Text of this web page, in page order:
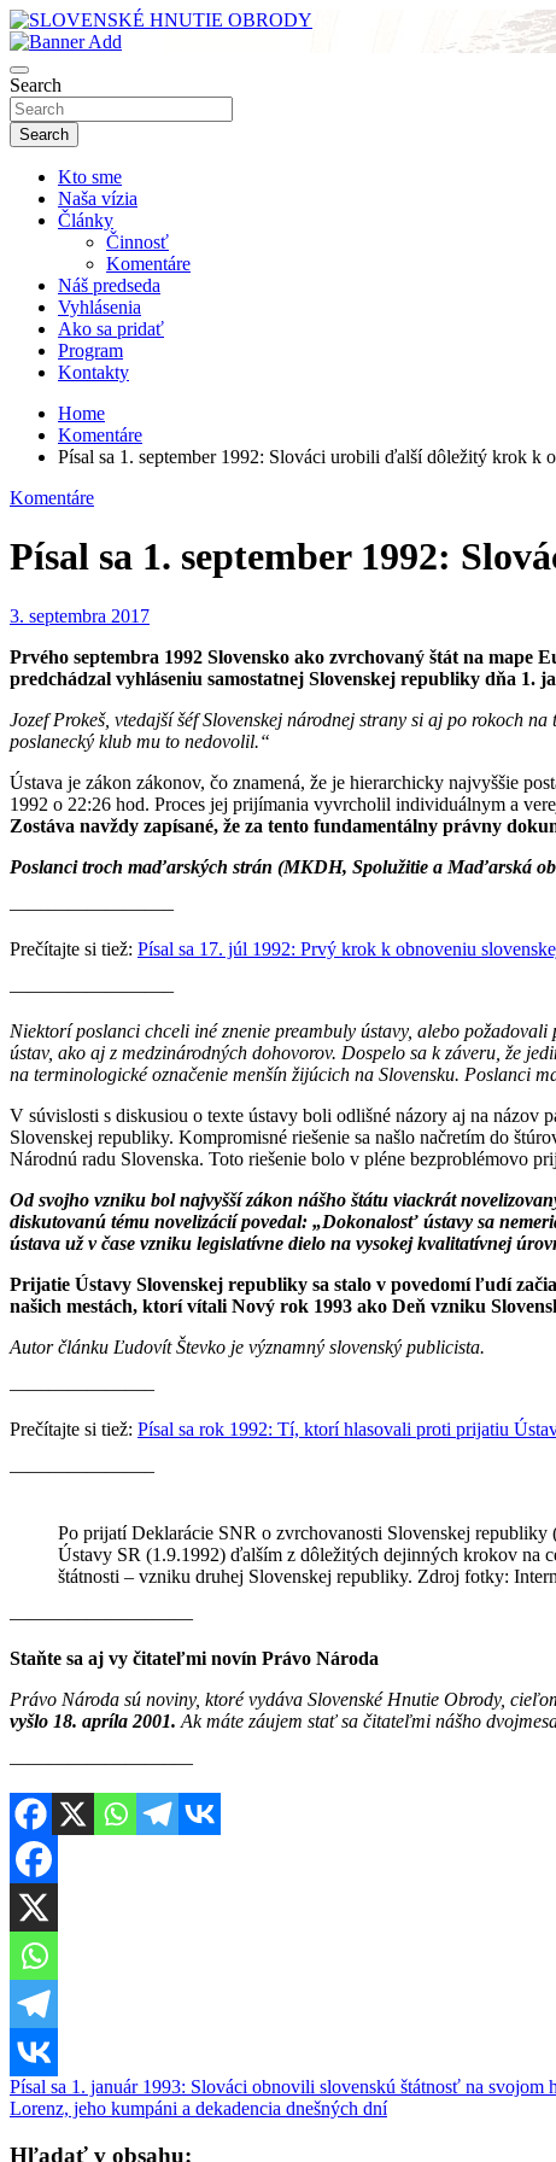
Skip
to
content
SLOVENSKÉ HNUTIE OBRODY
Search
Search
Kto sme
Naša vízia
Články
Činnosť
Komentáre
Náš predseda
Vyhlásenia
Ako sa pridať
Program
Kontakty
Home
Komentáre
Písal sa 1. september 1992: Slováci urobili ďalší dôležitý krok k
Komentáre
Písal sa 1. september 1992:
3. septembra 2017
Prvého septembra 1992 Slovensko ako zvrchovaný štát na
predchádzal vyhláseniu samostatnej Slovenskej republiky dňa 1.
Jozef Prokeš, vtedajší šéf Slovenskej národnej strany si aj po rokoch
poslanecký klub mu to nedovolil.“
Ústava je zákon zákonov, čo znamená, že je hierarchicky najvyššie
1992 o 22:26 hod. Proces jej prijímania vyvrcholil individuálnym a
Zostáva navždy zapísané, že za tento fundamentálny právny
Poslanci troch maďarských strán (MKDH, Spolužitie a Maďarská
————————–
Prečítajte si tiež: Písal sa 17. júl 1992: Prvý krok k obnoveniu
————————–
Niektorí poslanci chceli iné znenie preambuly ústavy, alebo
ústav, ako aj z medzinárodných dohovorov. Dospelo sa k záveru, že
na terminologické označenie menšín žijúcich na Slovensku. Poslanci
V súvislosti s diskusiou o texte ústavy boli odlišné názory aj na názov
Slovenskej republiky. Kompromisné riešenie sa našlo načretím do
Národnú radu Slovenska. Toto riešenie bolo v pléne bezproblémovo
Od svojho vzniku bol najvyšší zákon nášho štátu viackrát
diskutovanú tému novelizácií povedal: „Dokonalosť ústavy sa
ústava už v čase vzniku legislatívne dielo na vysokej kvalitatívnej
Prijatie Ústavy Slovenskej republiky sa stalo v povedomí ľudí
našich mestách, ktorí vítali Nový rok 1993 ako Deň vzniku
Autor článku Ľudovít Števko je významný slovenský publicista.
———————–
Prečítajte si tiež: Písal sa rok 1992: Tí, ktorí hlasovali proti prijatiu
———————–
Po prijatí Deklarácie SNR o zvrchovanosti Slovenskej republiky
Ústavy SR (1.9.1992) ďalším z dôležitých dejinných krokov na
štátnosti – vzniku druhej Slovenskej republiky. Zdroj fotky:
———————–——
Staňte sa aj vy čitateľmi novín Právo Národa
Právo Národa sú noviny, ktoré vydáva Slovenské Hnutie Obrody,
vyšlo 18. apríla 2001. Ak máte záujem stať sa čitateľmi nášho
————————–—
Navigácia
v
Písal sa 1. január 1993: Slováci obnovili slovenskú štátnosť na svojom
Lorenz, jeho kumpáni a dekadencia dnešných dní
Hľadať v obsahu: